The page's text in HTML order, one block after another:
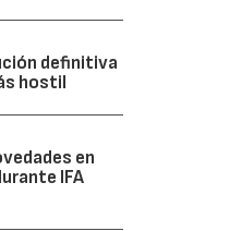
definitiva
hostil
en
IFA